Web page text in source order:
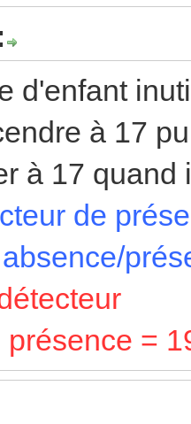
d'enfant
à 17
à 17 quand
de
=